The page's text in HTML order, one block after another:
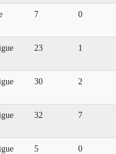
7 0
23 1
30 2
32 7
5 0